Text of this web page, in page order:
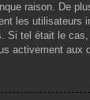
raison. De
les utilisateurs
Si tel était le
activement aux